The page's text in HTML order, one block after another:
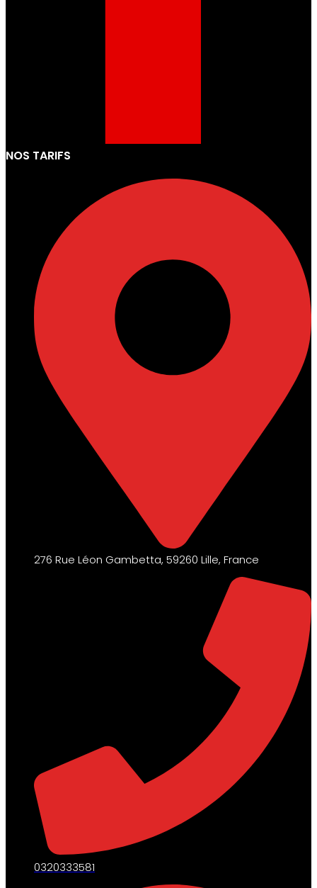
NOS TARIFS
276 Rue Léon Gambetta, 59260 Lille, France
0320333581